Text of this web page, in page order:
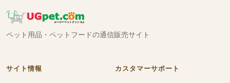
ペット用品・ペットフードの通信販売サイト
サイト情報 カスタマーサポート